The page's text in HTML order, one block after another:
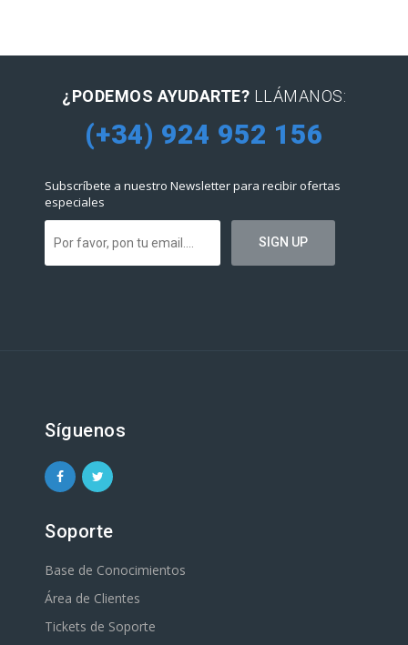
¿PODEMOS AYUDARTE? LLÁMANOS:
(+34) 924 952 156
Subscríbete a nuestro Newsletter para recibir ofertas
especiales
Síguenos
Soporte
Base de Conocimientos
Área de Clientes
Tickets de Soporte